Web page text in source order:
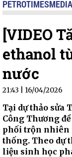
PETROTIMESMEDIA
[VIDEO
ethanol
nước
21:43 | 16/04/2026
Tại dự thảo sửa
Công Thương
phối trộn nhiên
thống. Theo dự
liệu sinh học